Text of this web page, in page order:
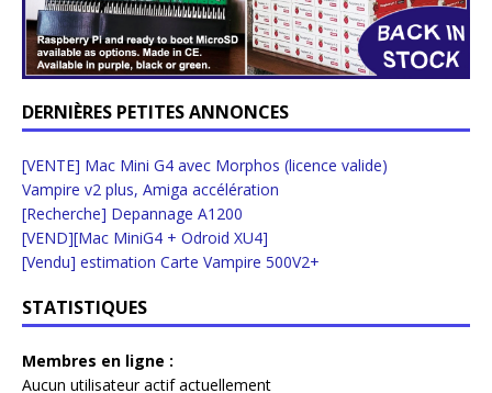
DERNIÈRES PETITES ANNONCES
[VENTE] Mac Mini G4 avec Morphos (licence valide)
Vampire v2 plus, Amiga accélération
[Recherche] Depannage A1200
[VEND][Mac MiniG4 + Odroid XU4]
[Vendu] estimation Carte Vampire 500V2+
STATISTIQUES
Membres en ligne :
Aucun utilisateur actif actuellement